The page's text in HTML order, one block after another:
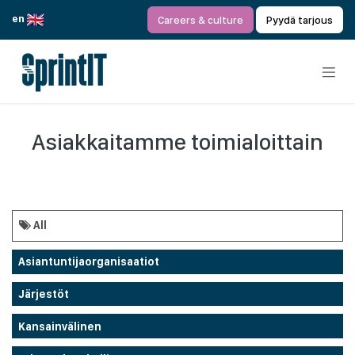
en
Careers & culture Pyydä tarjous
Asiakkaitamme toimialoittain
All
Asiantuntijaorganisaatiot
Järjestöt
Kansainvälinen